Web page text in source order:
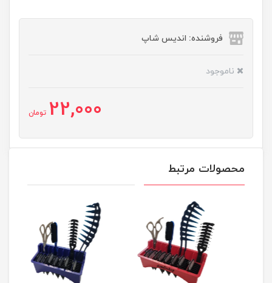
فروشنده: اندیس شاپ
ناموجود
22,000 تومان
محصولات مرتبط